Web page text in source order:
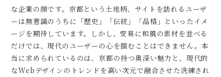
な企業の顔です。京都という土地柄、サイトを訪れるユーザ
ーは無意識のうちに「歴史」「伝統」「品格」といったイメ
ージを期待しています。しかし、安易に和風の素材を並べる
だけでは、現代のユーザーの心を掴むことはできません。本
当に求められているのは、京都の持つ奥深い魅力と、現代的
なWebデザインのトレンドを高い次元で融合させた洗練され